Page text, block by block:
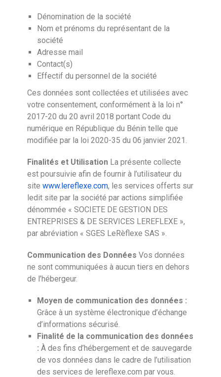
Dénomination de la société
Nom et prénoms du représentant de la
société
Adresse mail
Contact(s)
Effectif du personnel de la société
Ces données sont collectées et utilisées avec
votre consentement, conformément à la loi n°
2017-20 du 20 avril 2018 portant Code du
numérique en République du Bénin telle que
modifiée par la loi 2020-35 du 06 janvier 2021.
Finalités et Utilisation La présente collecte
est poursuivie afin de fournir à l’utilisateur du
site www.lereflexe.com, les services offerts sur
ledit site par la société par actions simplifiée
dénommée « SOCIETE DE GESTION DES
ENTREPRISES & DE SERVICES LEREFLEXE »,
par abréviation « SGES LeRèflexe SAS ».
Communication des Données Vos données
ne sont communiquées à aucun tiers en dehors
de l’hébergeur.
Moyen de communication des données :
Grâce à un système électronique d’échange
d’informations sécurisé.
Finalité de la communication des données
: À des fins d’hébergement et de sauvegarde
de vos données dans le cadre de l’utilisation
des services de lereflexe.com par vous.